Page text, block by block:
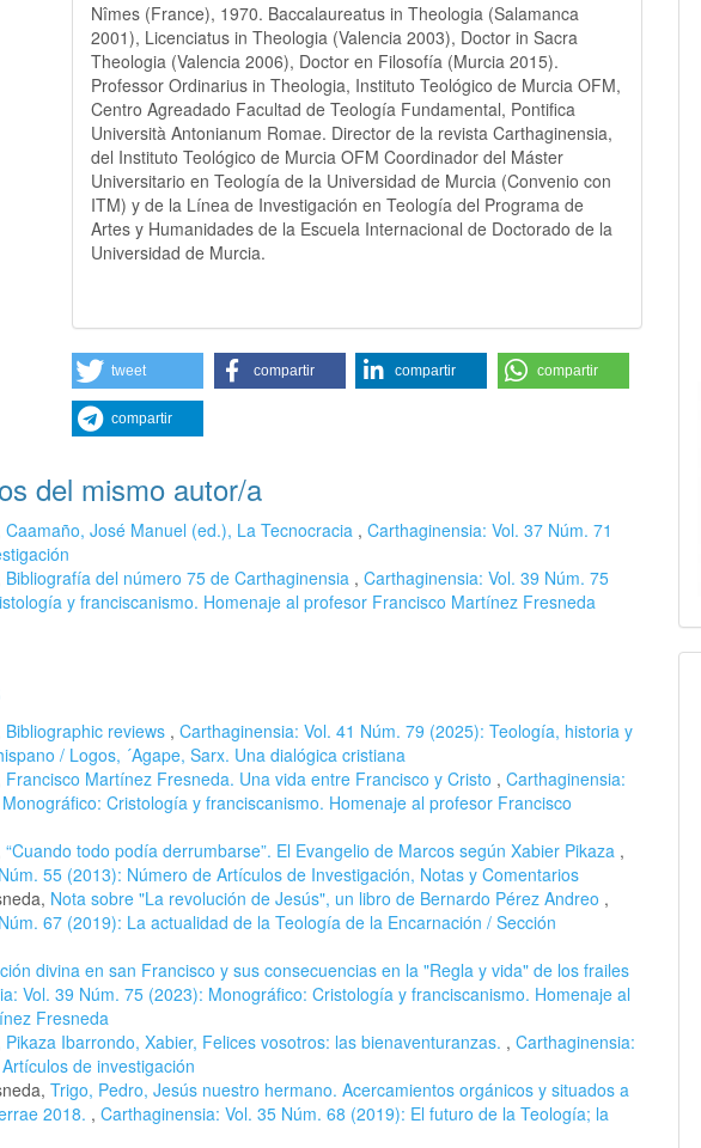
Nîmes (France), 1970. Baccalaureatus in Theologia (Salamanca
2001), Licenciatus in Theologia (Valencia 2003), Doctor in Sacra
Theologia (Valencia 2006), Doctor en Filosofía (Murcia 2015).
Professor Ordinarius in Theologia, Instituto Teológico de Murcia OFM,
Centro Agreadado Facultad de Teología Fundamental, Pontifica
Università Antonianum Romae. Director de la revista Carthaginensia,
del Instituto Teológico de Murcia OFM Coordinador del Máster
Universitario en Teología de la Universidad de Murcia (Convenio con
ITM) y de la Línea de Investigación en Teología del Programa de
Artes y Humanidades de la Escuela Internacional de Doctorado de la
Universidad de Murcia.
tweet compartir compartir compartir
compartir
del mismo autor/a
Caamaño, José Manuel (ed.), La Tecnocracia , Carthaginensia: Vol. 37 Núm. 71
Bibliografía del número 75 de Carthaginensia , Carthaginensia: Vol. 39 Núm. 75
y franciscanismo. Homenaje al profesor Francisco Martínez Fresneda
Bibliographic reviews , Carthaginensia: Vol. 41 Núm. 79 (2025): Teología, historia y
/ Logos, ´Agape, Sarx. Una dialógica cristiana
Francisco Martínez Fresneda. Una vida entre Francisco y Cristo , Carthaginensia:
Cristología y franciscanismo. Homenaje al profesor Francisco
“Cuando todo podía derrumbarse”. El Evangelio de Marcos según Xabier Pikaza ,
55 (2013): Número de Artículos de Investigación, Notas y Comentarios
Nota sobre "La revolución de Jesús", un libro de Bernardo Pérez Andreo ,
67 (2019): La actualidad de la Teología de la Encarnación / Sección
divina en san Francisco y sus consecuencias en la "Regla y vida" de los frailes
Vol. 39 Núm. 75 (2023): Monográfico: Cristología y franciscanismo. Homenaje al
Fresneda
Pikaza Ibarrondo, Xabier, Felices vosotros: las bienaventuranzas. , Carthaginensia:
de investigación
Trigo, Pedro, Jesús nuestro hermano. Acercamientos orgánicos y situados a
2018. , Carthaginensia: Vol. 35 Núm. 68 (2019): El futuro de la Teología; la